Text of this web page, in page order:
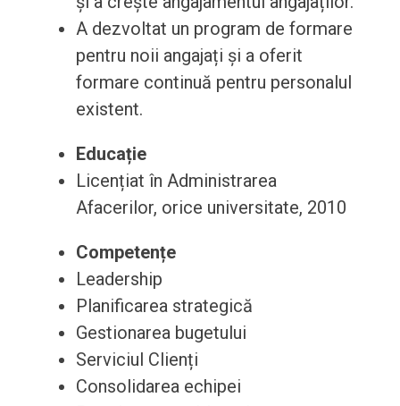
A dezvoltat un program de formare
pentru noii angajați și a oferit
formare continuă pentru personalul
existent.
Educație
Licențiat în Administrarea
Afacerilor, orice universitate, 2010
Competențe
Leadership
Planificarea strategică
Gestionarea bugetului
Serviciul Clienți
Consolidarea echipei